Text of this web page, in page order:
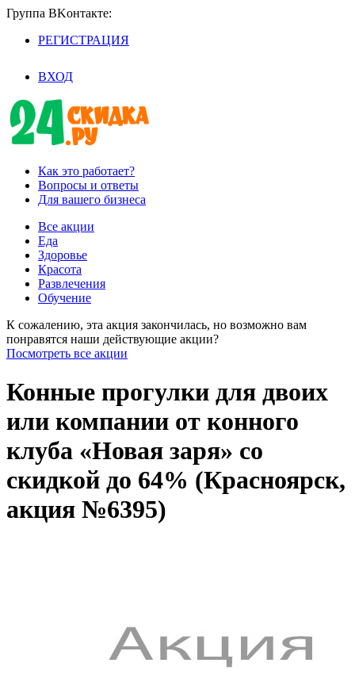
Группа BKoнтaктe:
РЕГИСТРАЦИЯ
ВХОД
Как это работает?
Вопросы и ответы
Для вашего бизнеса
Все акции
Еда
Здоровье
Красота
Развлечения
Обучение
К сожалению, эта акция закончилась, но возможно вам
понравятся наши действующие акции?
Посмотреть все акции
Конные прогулки для двоих
или компании от конного
клуба «Новая заря» со
скидкой до 64% (Красноярск,
акция №6395)